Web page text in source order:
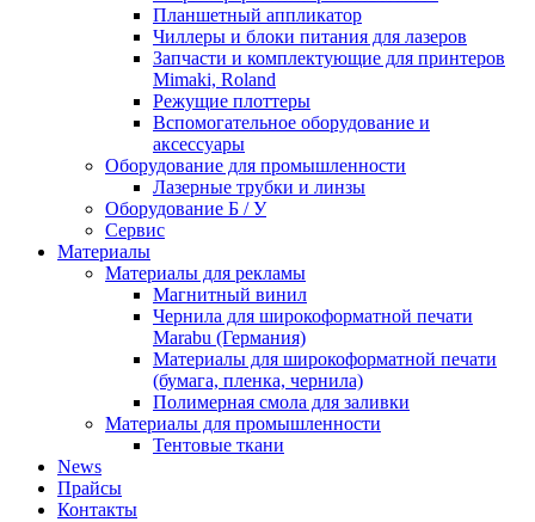
Планшетный аппликатор
Чиллеры и блоки питания для лазеров
Запчасти и комплектующие для принтеров
Mimaki, Roland
Режущие плоттеры
Вспомогательное оборудование и
аксессуары
Оборудование для промышленности
Лазерные трубки и линзы
Оборудование Б / У
Сервис
Материалы
Материалы для рекламы
Магнитный винил
Чернила для широкоформатной печати
Marabu (Германия)
Материалы для широкоформатной печати
(бумага, пленка, чернила)
Полимерная смола для заливки
Материалы для промышленности
Тентовые ткани
News
Прайсы
Контакты